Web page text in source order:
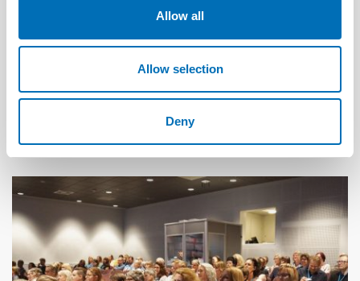
Allow all
Allow selection
Deny
Partners bidrag till språkutveckling – en film